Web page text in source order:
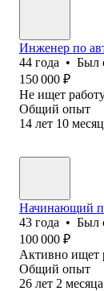
Инженер по
44 года • Был
150 000 ₽
Не ищет
Общий опыт
14 лет 10
Начинающий
43 года • Был
100 000 ₽
Активно ищет
Общий опыт
26 лет 2 месяца